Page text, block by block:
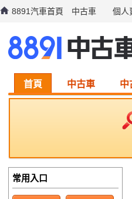
8891汽車首頁 中古車 個人
首頁 中古車 中
常用入口